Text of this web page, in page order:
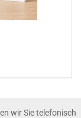
wir Sie telefonisch